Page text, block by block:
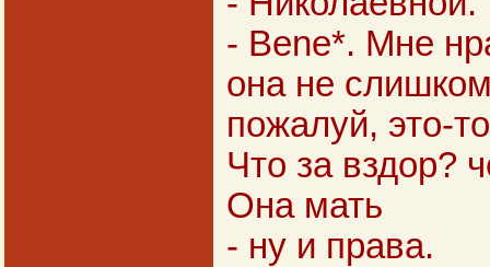
- Bene*. Мне
она не
пожалуй, это-
Что за вздор?
Она мать
- ну и права.